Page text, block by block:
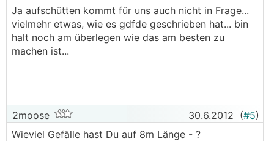
Ja aufschütten kommt für uns auch nicht in Frage...
vielmehr etwas, wie es gdfde geschrieben hat... bin
halt noch am überlegen wie das am besten zu
machen ist...
2moose 30.6.2012 (#5)
Wieviel Gefälle hast Du auf 8m Länge - ?